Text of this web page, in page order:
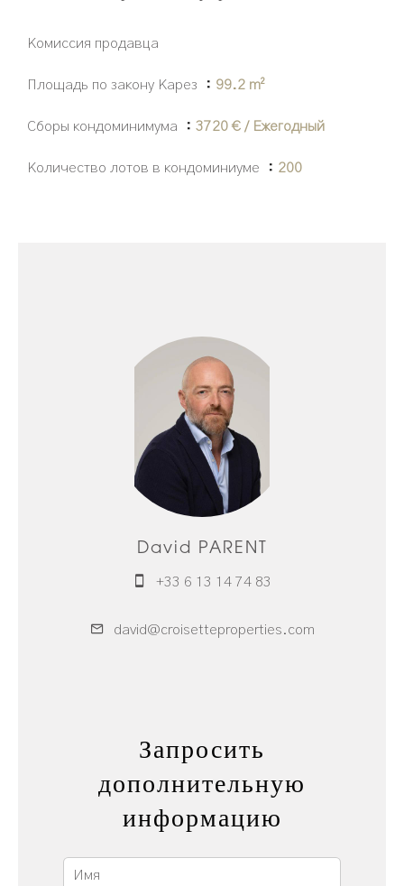
Комиссия продавца
Площадь по закону Карез 99.2 m²
Сборы кондоминимума 3720 € / Ежегодный
Количество лотов в кондоминиуме 200
David PARENT
+33 6 13 14 74 83
david@croisetteproperties.com
Запросить
дополнительную
информацию